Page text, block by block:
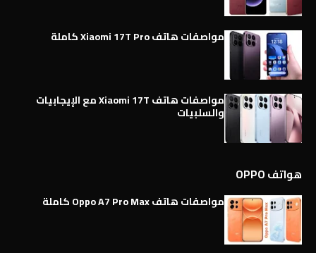
مواصفات هاتف Xiaomi 17T Pro كاملة
مواصفات هاتف Xiaomi 17T مع الإيجابيات
والسلبيات
هواتف OPPO
مواصفات هاتف Oppo A7 Pro Max كاملة